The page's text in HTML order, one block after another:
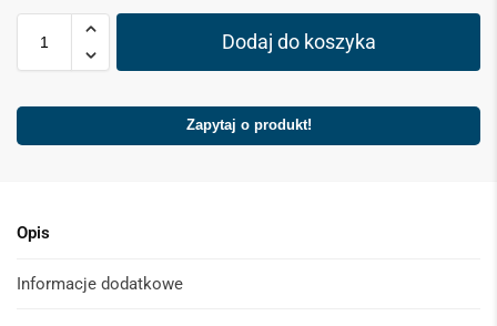
Dodaj do koszyka
Zapytaj o produkt!
Opis
Informacje dodatkowe